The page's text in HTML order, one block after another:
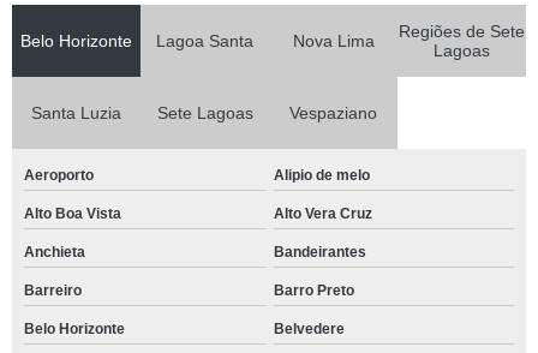
Belo Horizonte Lagoa Santa Nova Lima
Regiões de Sete
Lagoas
Santa Luzia Sete Lagoas Vespaziano
Aeroporto Alipio de melo
Alto Boa Vista Alto Vera Cruz
Anchieta Bandeirantes
Barreiro Barro Preto
Belo Horizonte Belvedere